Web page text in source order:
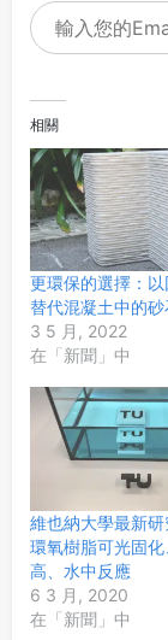
相關
更環保的選擇：
替代混凝土中的砂
3 5 月, 2022
在「新聞」中
維也納大學最新研
環氧樹脂可光固
高、水中反應
6 3 月, 2020
在「新聞」中